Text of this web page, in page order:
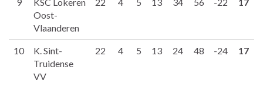
9
KSC Lokeren
Oost-
Vlaanderen
22 4 5 13 34 56 -22 17
10
K. Sint-
Truidense
VV
22 4 5 13 24 48 -24 17